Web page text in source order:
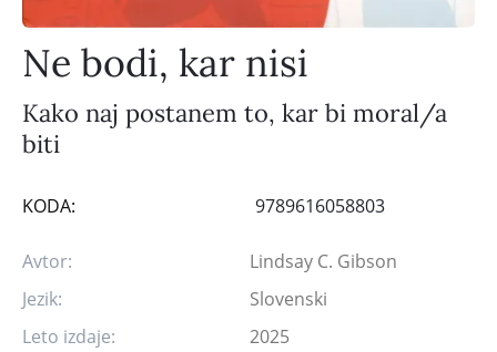
Ne bodi, kar nisi
Kako naj postanem to, kar bi moral/a
biti
KODA: 9789616058803
Avtor:
Lindsay C. Gibson
Jezik:
Slovenski
Leto izdaje:
2025